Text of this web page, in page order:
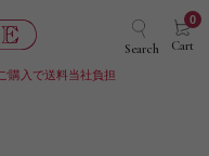
Search Cart
0
購入で送料当社負担